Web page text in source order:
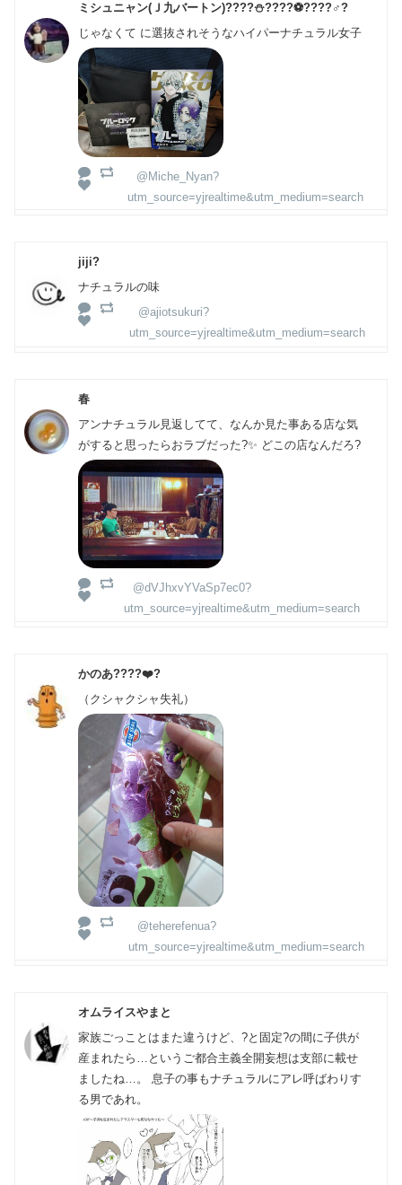
ミシュニャン(Ｊ九バートン)?️???️⛄️????⚽️????♂?
じゃなくて に選抜されそうなハイパーナチュラル女子
@Miche_Nyan?
utm_source=yjrealtime&utm_medium=search
jiji?
ナチュラルの味
@ajiotsukuri?
utm_source=yjrealtime&utm_medium=search
春
アンナチュラル見返してて、なんか見た事ある店な気
がすると思ったらおラブだった?✨ どこの店なんだろ?
@dVJhxvYVaSp7ec0?
utm_source=yjrealtime&utm_medium=search
かのあ????❤️?
（クシャクシャ失礼）
@teherefenua?
utm_source=yjrealtime&utm_medium=search
オムライスやまと
家族ごっことはまた違うけど、?と固定?の間に子供が
産まれたら…というご都合主義全開妄想は支部に載せ
ましたね…。 息子の事もナチュラルにアレ呼ばわりす
る男であれ。